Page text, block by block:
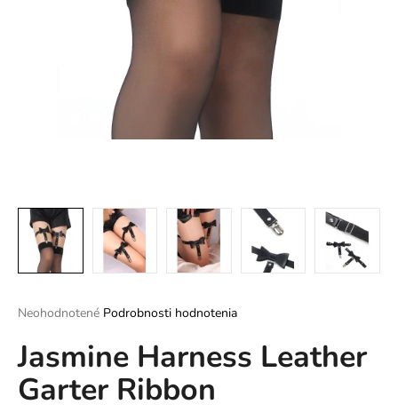
Priemerné
produktu
je
0,0
z
Neohodnotené Podrobnosti hodnotenia
Jasmine Harness Leather
Garter Ribbon
HĽADAŤ
d
p
o
r
ú
č